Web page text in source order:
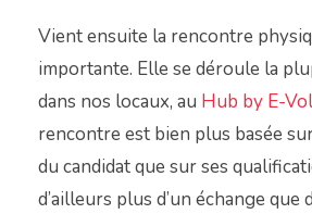
Vient ensuite la rencontre
importante. Elle se déroule la
dans nos locaux, au Hub by E-
rencontre est bien plus basée
du candidat que sur ses
d’ailleurs plus d’un échange que